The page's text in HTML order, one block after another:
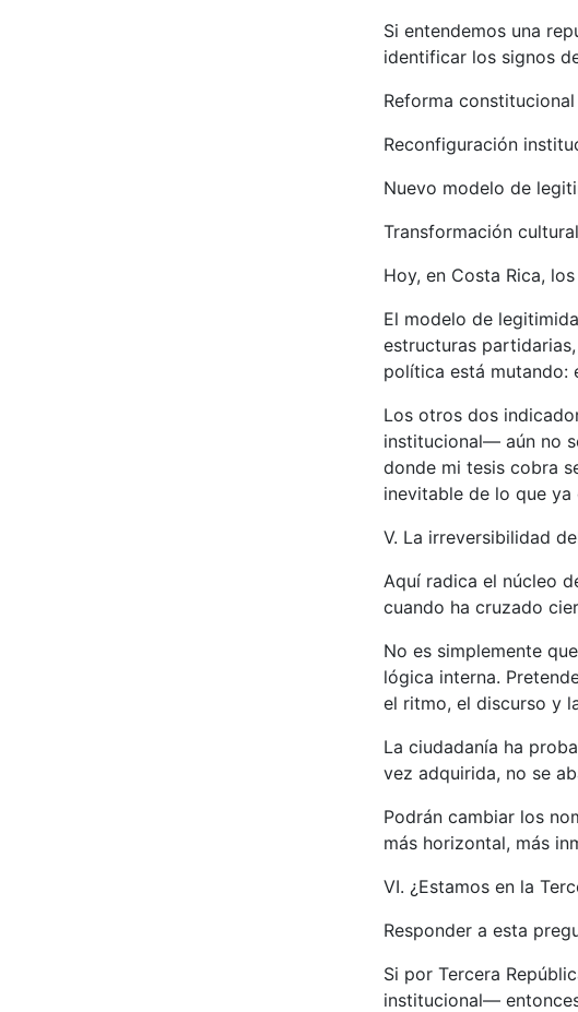
Si entendemos una
identificar los signos
Reforma
Reconfiguración
Nuevo modelo de
Transformación
Hoy, en Costa Rica,
El modelo de
estructuras
política está mutando:
Los otros dos
institucional— aún no
donde mi tesis cobra
inevitable de lo que ya
V. La irreversibilidad
Aquí radica el núcleo
cuando ha cruzado
No es simplemente
lógica interna.
el ritmo, el discurso y
La ciudadanía ha
vez adquirida, no se
Podrán cambiar los
más horizontal, más
VI. ¿Estamos en la
Responder a esta
Si por Tercera
institucional—